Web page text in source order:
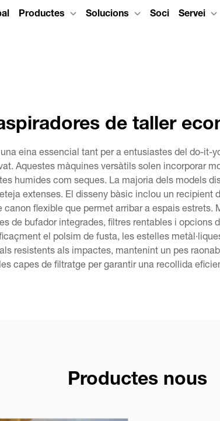
Productes Solucions Soci Servei
de taller
eina essencial tant per a entusiastes del do-
Aquestes màquines versàtils solen incorporar
humides com seques. La majoria dels models
extenses. El disseny bàsic inclou un
flexible que permet arribar a espais estrets.
de bufador integrades, filtres rentables i opcions
el polsim de fusta, les estelles
resistents als impactes, mantenint un pes
capes de filtratge per garantir una recollida
Productes nous